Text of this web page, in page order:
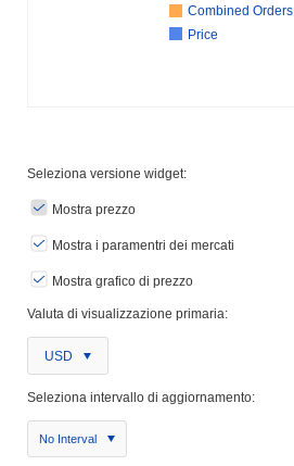
Combined Orders
Price
Seleziona versione widget:
Mostra prezzo
Mostra i paramentri dei mercati
Mostra grafico di prezzo
Valuta di visualizzazione primaria:
USD
Seleziona intervallo di aggiornamento:
No Interval